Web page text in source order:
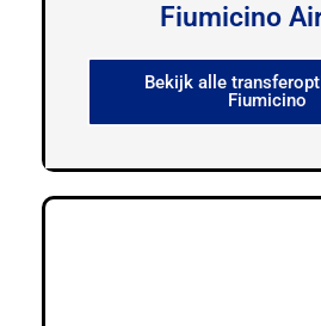
Fiumicino
Bekijk alle
Fiumicino